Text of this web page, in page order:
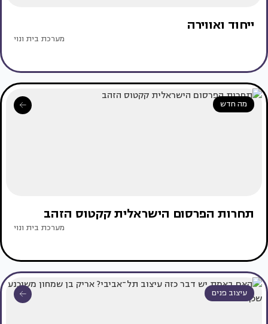
ייחוד ואווירה
מערכת בית ונוי
מה חדש
תחרות הפרסום הישראלית קקטוס הזהב
מערכת בית ונוי
עיצוב פנים